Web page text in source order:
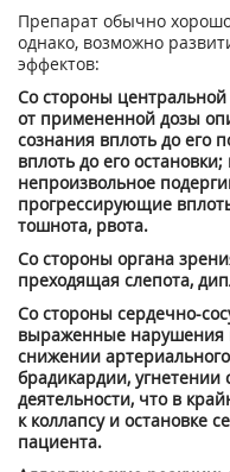
Препарат обычно
однако, возможно
эффектов:
Со стороны
от примененной дозы
сознания вплоть до его
вплоть до его
непроизвольное
прогрессирующие
тошнота, рвота.
Со стороны органа
преходящая слепота,
Со стороны сердечно-
выраженные нарушения
снижении
брадикардии, угнетении
деятельности, что в
к коллапсу и остановке
пациента.